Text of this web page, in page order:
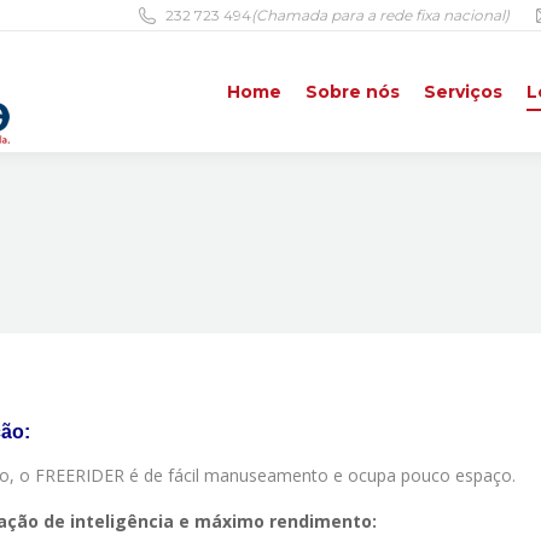
232 723 494(Chamada para a rede fixa nacional)
Home Sobre nós Serviços
o FREERIDER é de fácil manuseamento e ocupa pouco espaço.
de inteligência e máximo rendimento: